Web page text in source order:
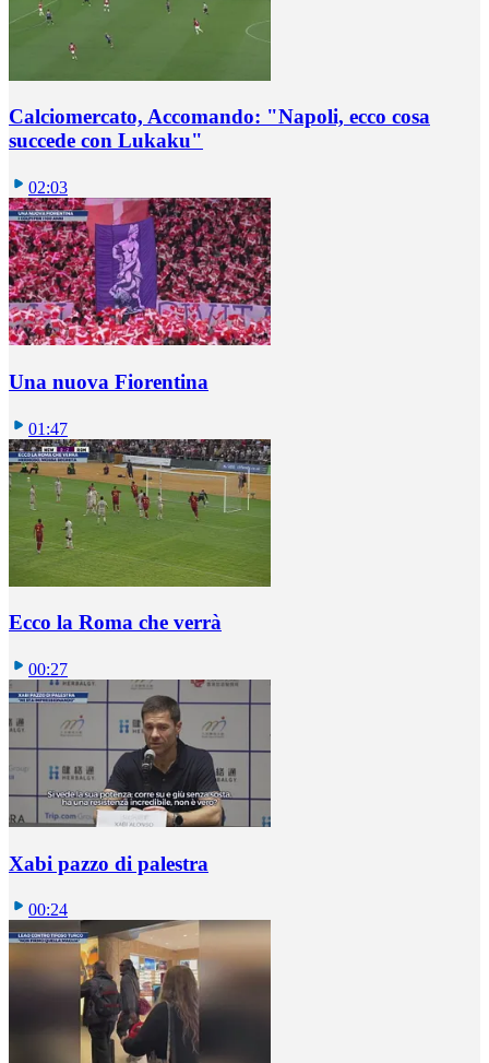
Calciomercato, Accomando: "Napoli, ecco cosa
succede con Lukaku"
02:03
Una nuova Fiorentina
01:47
Ecco la Roma che verrà
00:27
Xabi pazzo di palestra
00:24